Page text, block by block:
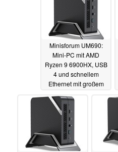
Minisforum UM690:
Mini-PC mit AMD
Ryzen 9 6900HX, USB
4 und schnellem
Ethernet mit großem
25.10.2022